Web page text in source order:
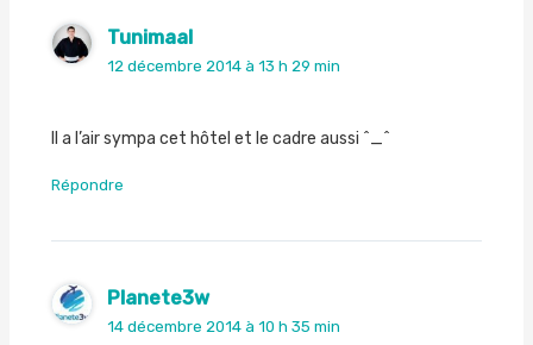
Tunimaal
12 décembre 2014 à 13 h 29 min
Il a l’air sympa cet hôtel et le cadre aussi ^_^
Répondre
Planete3w
14 décembre 2014 à 10 h 35 min